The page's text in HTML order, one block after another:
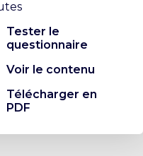
Tester le
questionnaire
Voir le contenu
Télécharger en
PDF